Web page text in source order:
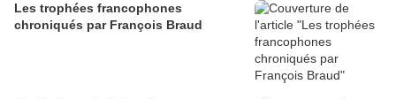
Les trophées francophones
chroniqués par François Braud